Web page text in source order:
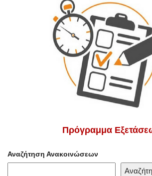
Πρόγραμμα
Αναζήτηση Ανακοινώσεων